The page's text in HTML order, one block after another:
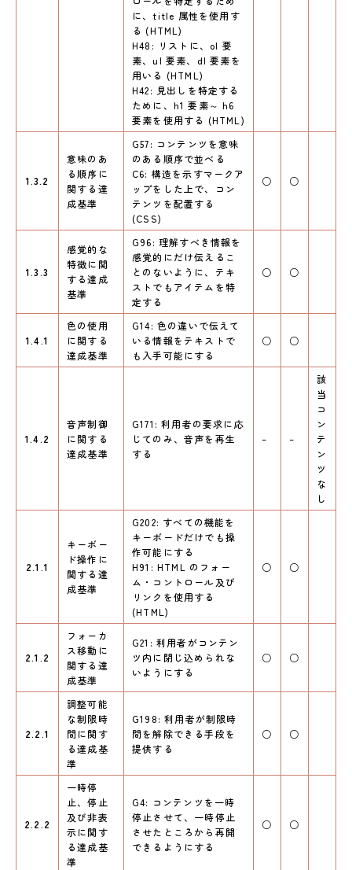
に、title 属性を使用す
る (HTML)
H48: リストに、ol 要
素、ul 要素、dl 要素を
用いる (HTML)
H42: 見出しを特定する
ために、h1 要素～ h6
要素を使用する (HTML)
1.3.2
意味のあ
る順序に
関する達
成基準
G57: コンテンツを意味
のある順序で並べる
C6: 構造を示すマークア
ップをした上で、コン
テンツを配置する
(CSS)
○ ○
1.3.3
感覚的な
特徴に関
する達成
基準
G96: 理解すべき情報を
感覚的にだけ伝えるこ
とのないように、テキ
ストでもアイテムを特
定する
○ ○
1.4.1
色の使用
に関する
達成基準
G14: 色の違いで伝えて
いる情報をテキストで
も入手可能にする
○ ○
1.4.2
音声制御
に関する
達成基準
G171: 利用者の要求に応
じてのみ、音声を再生
する
– –
該
当
コ
ン
テ
ン
ツ
な
し
2.1.1
キーボー
ド操作に
関する達
成基準
G202: すべての機能を
キーボードだけでも操
作可能にする
H91: HTML のフォー
ム・コントロール及び
リンクを使用する
(HTML)
○ ○
2.1.2
フォーカ
ス移動に
関する達
成基準
G21: 利用者がコンテン
ツ内に閉じ込められな
いようにする
○ ○
2.2.1
調整可能
な制限時
間に関す
る達成基
準
G198: 利用者が制限時
間を解除できる手段を
提供する
○ ○
2.2.2
一時停
止、停止
及び非表
示に関す
る達成基
準
G4: コンテンツを一時
停止させて、一時停止
させたところから再開
できるようにする
○ ○